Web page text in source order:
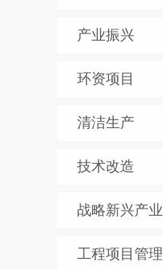
产业振兴
环资项目
清洁生产
技术改造
战略新兴产业
工程项目管理